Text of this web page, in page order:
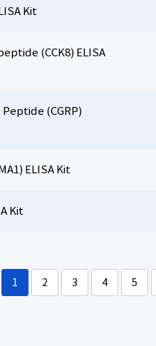
Kit
(CCK8) ELISA
(CGRP)
ELISA Kit
Kit
1 2 3 4 5